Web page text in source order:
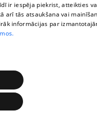
ir iespēja piekrist, atteikties
arī tās atsaukšana vai
informācijas par